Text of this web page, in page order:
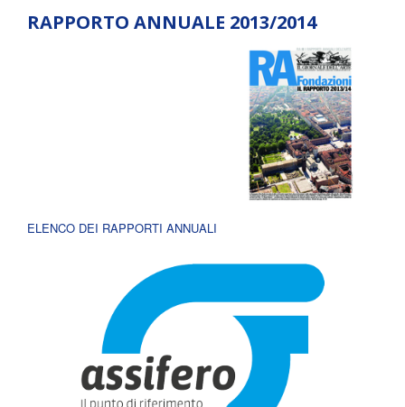
RAPPORTO ANNUALE 2013/2014
ELENCO DEI RAPPORTI ANNUALI